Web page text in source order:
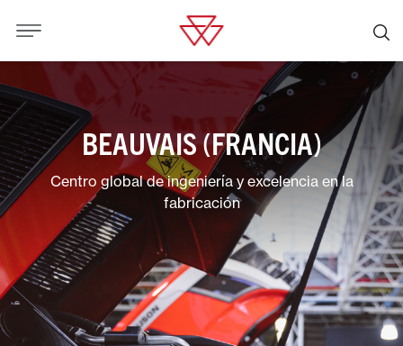
BEAUVAIS (FRANCIA)
Centro global de ingeniería y excelencia en la
fabricación